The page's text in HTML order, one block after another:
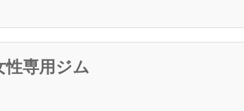
性専用ジム